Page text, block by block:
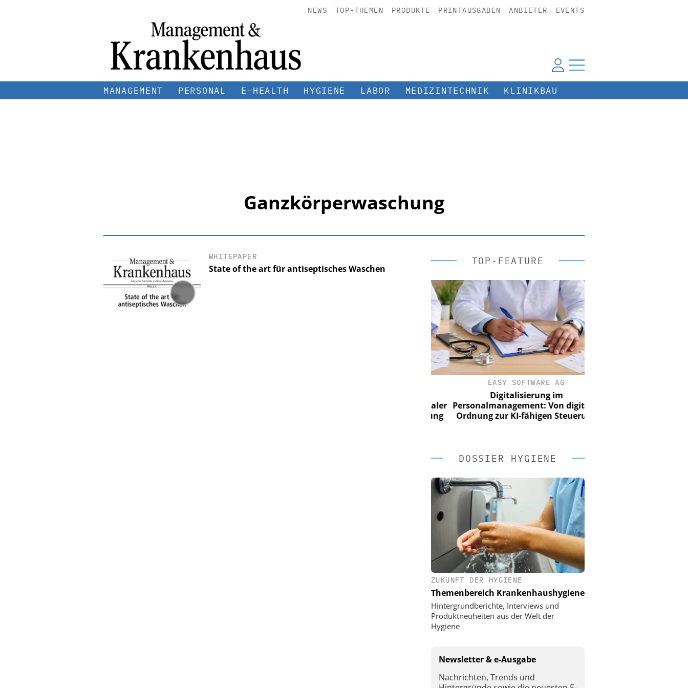
NEWS TOP-THEMEN PRODUKTE PRINTAUSGABEN ANBIETER EVENTS
MANAGEMENT PERSONAL E-HEALTH HYGIENE LABOR MEDIZINTECHNIK KLINIKBAU
Ganzkörperwaschung
WHITEPAPER
State of the art für antiseptisches Waschen
TOP-FEATURE
Personalmanagement: Von digitaler
EASY SOFTWARE AG
Digitalisierung im
Personalmanagement: Von digitaler
Ordnung zur KI-fähigen Steuerung
DOSSIER HYGIENE
ZUKUNFT DER HYGIENE
Themenbereich Krankenhaushygiene
Hintergrundberichte, Interviews und
Produktneuheiten aus der Welt der
Hygiene
Newsletter & e-Ausgabe
Nachrichten, Trends und